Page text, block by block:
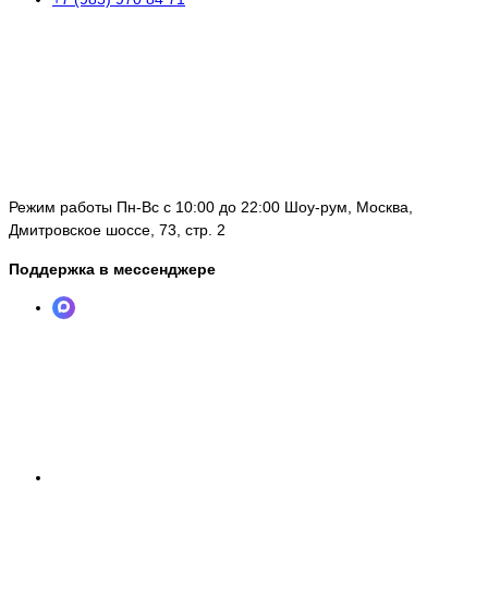
Режим работы Пн-Вс с 10:00 до 22:00 Шоу-рум, Москва,
Дмитровское шоссе, 73, стр. 2
Поддержка в мессенджере